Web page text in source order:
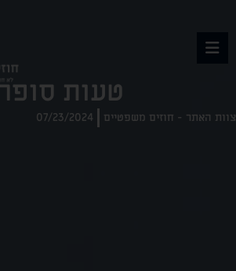
טעות סופר
האתר - חוזים משפטיים 07/23/2024